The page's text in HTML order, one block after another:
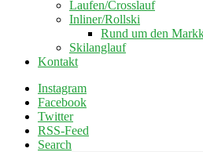
Laufen/Crosslauf
Inliner/Rollski
Rund um den
Skilanglauf
Kontakt
Instagram
Facebook
Twitter
RSS-Feed
Search